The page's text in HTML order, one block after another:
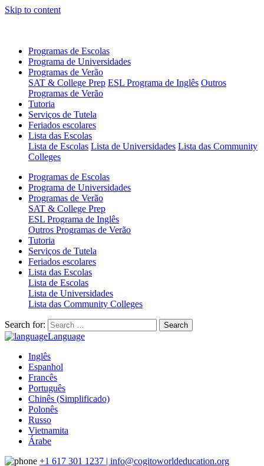
Skip to content
Programas de Escolas
Programa de Universidades
Programas de Verão
SAT & College Prep ESL Programa de Inglês Outros
Programas de Verão
Tutoria
Serviços de Tutela
Feriados escolares
Lista das Escolas
Lista de Escolas Lista de Universidades Lista das Community
Colleges
Programas de Escolas
Programa de Universidades
Programas de Verão
SAT & College Prep
ESL Programa de Inglês
Outros Programas de Verão
Tutoria
Serviços de Tutela
Feriados escolares
Lista das Escolas
Lista de Escolas
Lista de Universidades
Lista das Community Colleges
Search for:
Language
Inglês
Espanhol
Francês
Português
Chinês (Simplificado)
Polonês
Russo
Vietnamita
Árabe
+1 617 301 1237 | info@cogitoworldeducation.org